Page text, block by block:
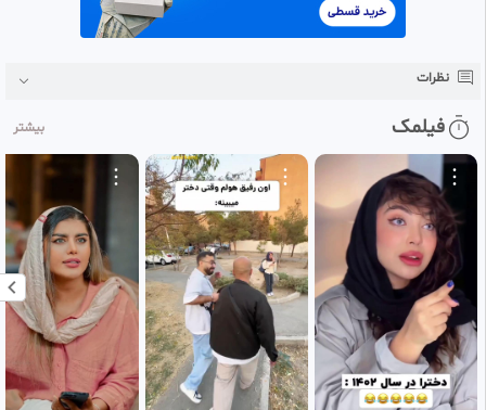
نظرات
فیلمک بیشتر